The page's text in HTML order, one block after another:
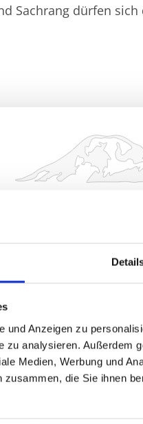
und Anzeigen zu
zu analysieren. Außerdem
Medien, Werbung und
die Sie ihnen
Sachrang dürfen
& SACHRANG ,